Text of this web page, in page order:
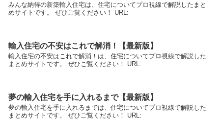
みんな納得の新築輸入住宅は、住宅についてプロ視線で解説したまと
めサイトです。 ぜひご覧ください！ URL:
輸入住宅の不安はこれで解消！【最新版】
輸入住宅の不安はこれで解消！は、住宅についてプロ視線で解説した
まとめサイトです。 ぜひご覧ください！ URL:
夢の輸入住宅を手に入れるまで【最新版】
夢の輸入住宅を手に入れるまでは、住宅についてプロ視線で解説した
まとめサイトです。 ぜひご覧ください！ URL: